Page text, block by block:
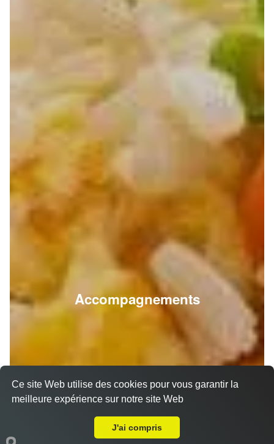
Accompagnements
Ce site Web utilise des cookies pour vous garantir la
meilleure expérience sur notre site Web
J'ai compris